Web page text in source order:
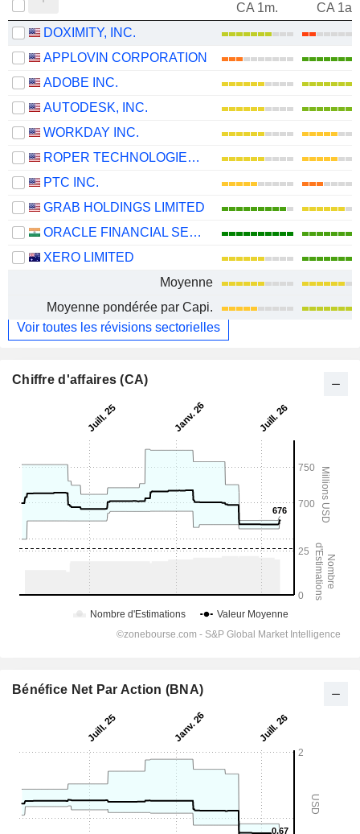
CA 1m.
CA 1an
DOXIMITY, INC.
APPLOVIN CORPORATION
ADOBE INC.
AUTODESK, INC.
WORKDAY INC.
ROPER TECHNOLOGIES, INC.
PTC INC.
GRAB HOLDINGS LIMITED
ORACLE FINANCIAL SERVICES SOFTWARE LIMITED
XERO LIMITED
Moyenne
Moyenne pondérée par Capi.
Voir toutes les révisions sectorielles
Chiffre d'affaires (CA)
Bénéfice Net Par Action (BNA)